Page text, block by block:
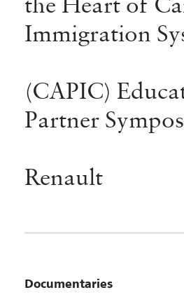
Immigration
(CAPIC)
Partner
Renault
Documentaries